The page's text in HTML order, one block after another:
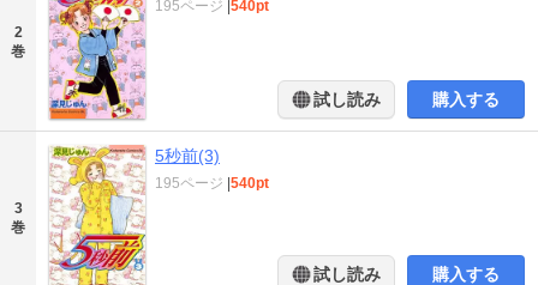
2
巻
195ページ 540pt
試し読み 購入する
3
巻
5秒前(3)
195ページ 540pt
試し読み 購入する